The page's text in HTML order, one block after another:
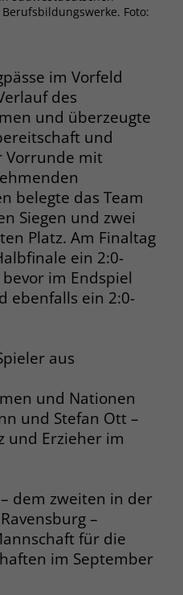
Foto:
im Vorfeld
des
und überzeugte
und
Vorrunde mit
belegte das Team
Siegen und zwei
Platz. Am Finaltag
ein 2:0-
im Endspiel
ebenfalls ein 2:0-
aus
und Nationen
und Stefan Ott –
und Erzieher im
dem zweiten in der
–
für die
im September
des Benutzers bei
bei.
liebenau.de
des Benutzers
Bot Management.
die Einstellungen
bei späteren Besuchen
durchgeführt
derselben
verknüpft werden.
setzt dieses Cookie,
eines Benutzers
und in einer einzigen
User-ID.